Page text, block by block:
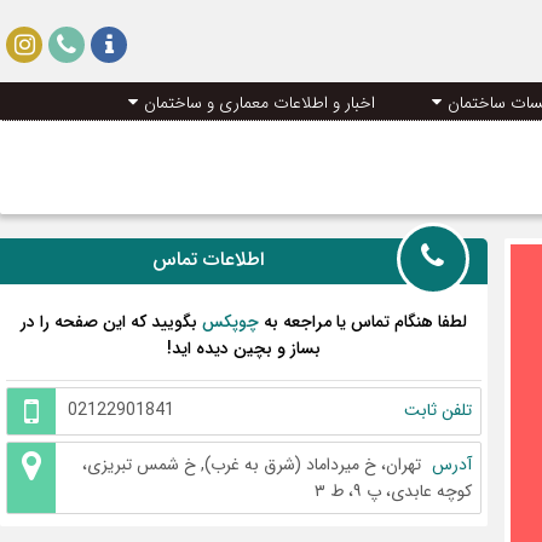
ساختمان اخبار و اطلاعات معماری و ساختمان
اطلاعات تماس
لطفا هنگام تماس یا مراجعه به چوپکسبگویید که این صفحه را در
بساز و بچین دیده اید!
تلفن ثابت 02122901841
آدرس تهران، خ میرداماد (شرق به غرب), خ شمس تبریزی،
کوچه عابدی، پ ۹، ط ۳